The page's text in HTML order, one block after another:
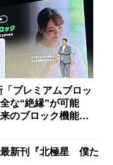
「プレミアムブロッ
な“絶縁”が可能
のブロック機能と
最新刊『北極星 僕た